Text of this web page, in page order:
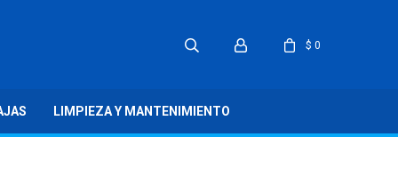
LIMPIEZA Y MANTENIMIENTO
$ 0